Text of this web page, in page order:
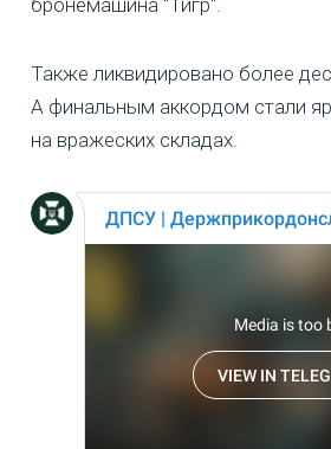
Также ликвидировано более
А финальным аккордом стали
на вражеских складах.